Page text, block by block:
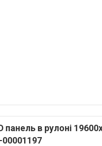
в рулоні
00001197